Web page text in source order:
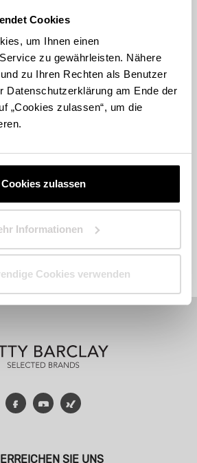
Cookies
um Ihnen einen
zu gewährleisten. Nähere
zu Ihren Rechten als Benutzer
Datenschutzerklärung am Ende der
„Cookies zulassen“, um die
Cookies zulassen
Informationen
Cookies verwenden
STORE FINDEN
Accessoires Parfum
FacebookYouTube
SIE UNS